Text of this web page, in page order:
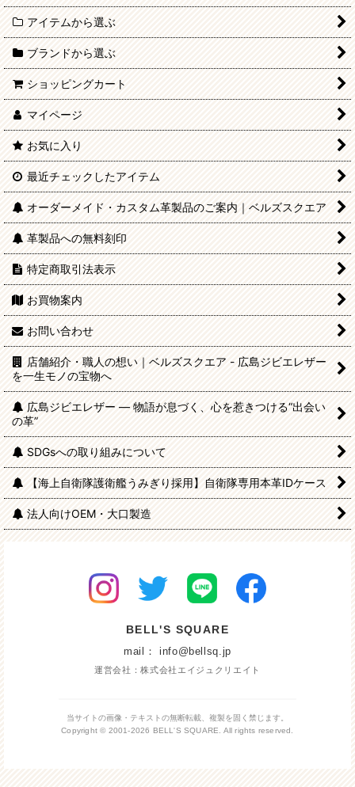
アイテムから選ぶ
ブランドから選ぶ
ショッピングカート
マイページ
お気に入り
最近チェックしたアイテム
オーダーメイド・カスタム革製品のご案内｜ベルズスクエア
革製品への無料刻印
特定商取引法表示
お買物案内
お問い合わせ
店舗紹介・職人の想い｜ベルズスクエア - 広島ジビエレザー
を一生モノの宝物へ
広島ジビエレザー — 物語が息づく、心を惹きつける“出会い
の革”
SDGsへの取り組みについて
【海上自衛隊護衛艦うみぎり採用】自衛隊専用本革IDケース
法人向けOEM・大口製造
BELL'S SQUARE
mail： info@bellsq.jp
運営会社：株式会社エイジュクリエイト
当サイトの画像・テキストの無断転載、複製を固く禁じます。
Copyright © 2001-2026 BELL'S SQUARE. All rights reserved.